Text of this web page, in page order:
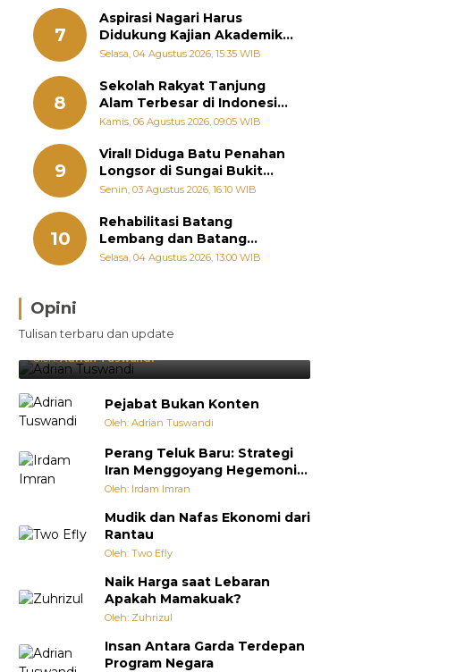
7
Aspirasi Nagari Harus
Didukung Kajian Akademik,
Zigo Rolanda: Agar Mudah
Kementerian
Selasa, 04 Agustus 2026, 15:35 WIB
8
Sekolah Rakyat Tanjung
Alam Terbesar di Indonesia,
Groundbreaking September
Kamis, 06 Agustus 2026, 09:05 WIB
9
Viral! Diduga Batu Penahan
Longsor di Sungai Bukit
Nago Padang Diambil, Warga
Senin, 03 Agustus 2026, 16:10 WIB
10
Rehabilitasi Batang
Lembang dan Batang
Gawan Segera Dimulai, Zigo
Selasa, 04 Agustus 2026, 13:00 WIB
Opini
Tulisan terbaru dan update
Brasil Lebih Diunggulkan, tetapi
Jepang Selalu Punya Cara Membuat
Kejutan
Oleh:Adrian Tuswandi
Pejabat Bukan Konten
Oleh: Adrian Tuswandi
Perang Teluk Baru: Strategi
Iran Menggoyang Hegemoni
AS dari Dalam
Oleh: Irdam Imran
Mudik dan Nafas Ekonomi dari
Rantau
Oleh: Two Efly
Naik Harga saat Lebaran
Apakah Mamakuak?
Oleh: Zuhrizul
Insan Antara Garda Terdepan
Program Negara